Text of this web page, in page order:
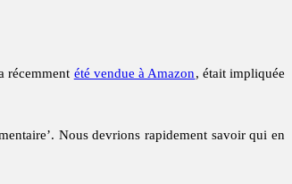
récemment été vendue à Amazon, était impliquée
Nous devrions rapidement savoir qui en